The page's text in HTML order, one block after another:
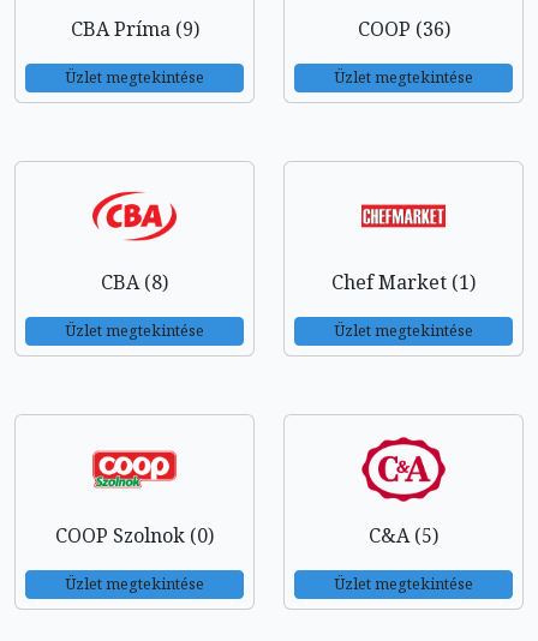
CBA Príma (9)
Üzlet megtekintése
COOP (36)
Üzlet megtekintése
CBA (8)
Üzlet megtekintése
Chef Market (1)
Üzlet megtekintése
COOP Szolnok (0)
Üzlet megtekintése
C&A (5)
Üzlet megtekintése